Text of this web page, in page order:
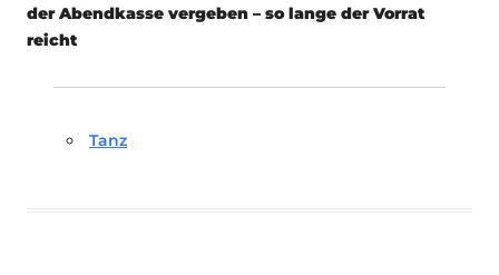
der Abendkasse vergeben – so lange der Vorrat
reicht
Tanz